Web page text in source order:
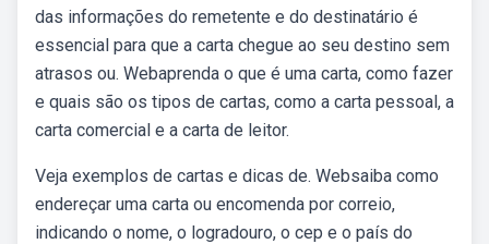
das informações do remetente e do destinatário é
essencial para que a carta chegue ao seu destino sem
atrasos ou. Webaprenda o que é uma carta, como fazer
e quais são os tipos de cartas, como a carta pessoal, a
carta comercial e a carta de leitor.
Veja exemplos de cartas e dicas de. Websaiba como
endereçar uma carta ou encomenda por correio,
indicando o nome, o logradouro, o cep e o país do